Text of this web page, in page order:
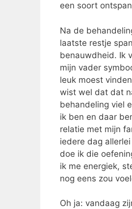
een soort
Na de
laatste restje
benauwdheid. Ik
mijn vader
leuk moest
wist wel dat dat
behandeling viel
ik ben en daar
relatie met mijn
iedere dag
doe ik die
ik me energiek,
nog eens zou
Oh ja: vandaag